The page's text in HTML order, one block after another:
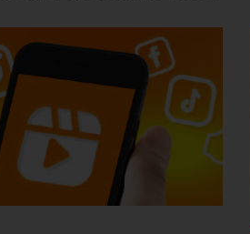
renunciar a la sostenibilidad. Y hay
que ya son clientes de Euskaltel.